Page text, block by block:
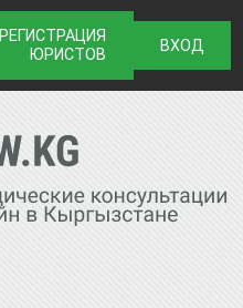
РЕГИСТРАЦИЯ
ЮРИСТОВ
ВХОД